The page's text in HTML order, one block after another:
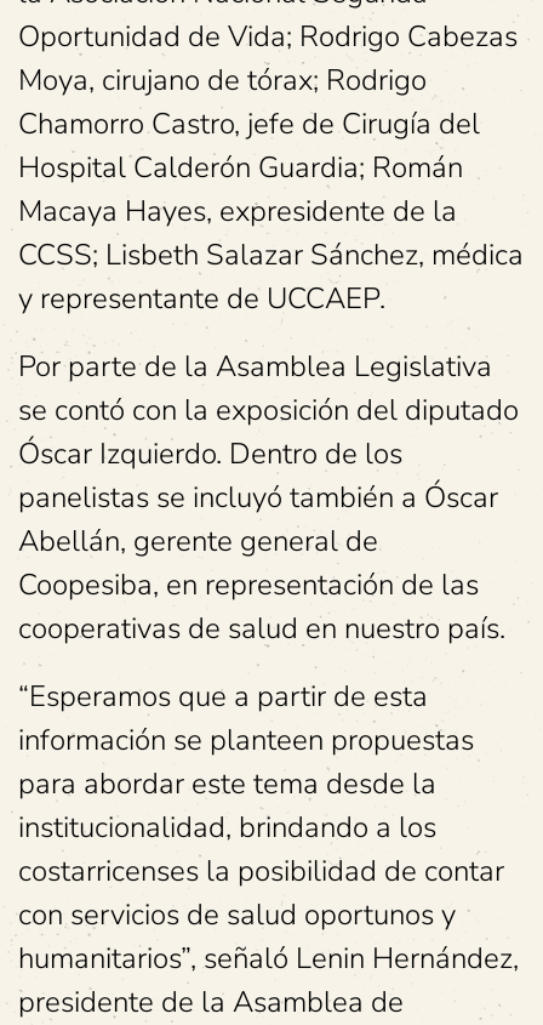
Oportunidad de Vida; Rodrigo Cabezas
Moya, cirujano de tórax; Rodrigo
Chamorro Castro, jefe de Cirugía del
Hospital Calderón Guardia; Román
Macaya Hayes, expresidente de la
CCSS; Lisbeth Salazar Sánchez, médica
y representante de UCCAEP.
Por parte de la Asamblea Legislativa
se contó con la exposición del diputado
Óscar Izquierdo. Dentro de los
panelistas se incluyó también a Óscar
Abellán, gerente general de
Coopesiba, en representación de las
cooperativas de salud en nuestro país.
“Esperamos que a partir de esta
información se planteen propuestas
para abordar este tema desde la
institucionalidad, brindando a los
costarricenses la posibilidad de contar
con servicios de salud oportunos y
humanitarios”, señaló Lenin Hernández,
presidente de la Asamblea de